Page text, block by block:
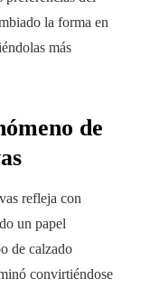
la forma en
más
de
refleja con
un papel
de calzado
convirtiéndose